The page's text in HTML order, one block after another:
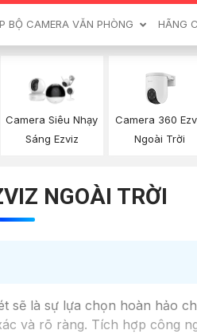
BỘ CAMERA VĂN PHÒNG HÃNG
Camera Siêu Nhạy
Sáng Ezviz
Camera 360
Ngoài Trời
NGOÀI TRỜI
sẽ là sự lựa chọn hoàn hảo
và rõ ràng. Tích hợp công